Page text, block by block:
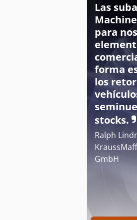
Las
para
forma
los
stocks.
Ralph
GmbH